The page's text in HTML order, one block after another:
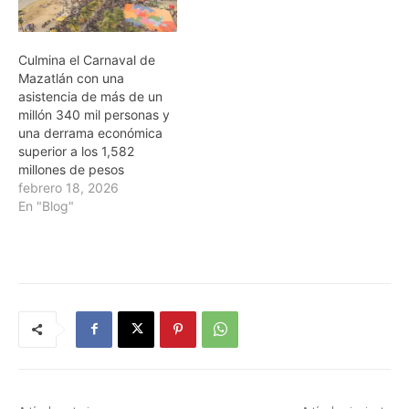
Culmina el Carnaval de
Mazatlán con una
asistencia de más de un
millón 340 mil personas y
una derrama económica
superior a los 1,582
millones de pesos
febrero 18, 2026
En "Blog"